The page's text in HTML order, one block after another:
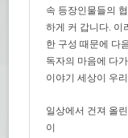
속 등장인물들의
하게 커 갑니다. 이
한 구성 때문에 다
독자의 마음에 다
이야기 세상이 우
일상에서 건져 올
이